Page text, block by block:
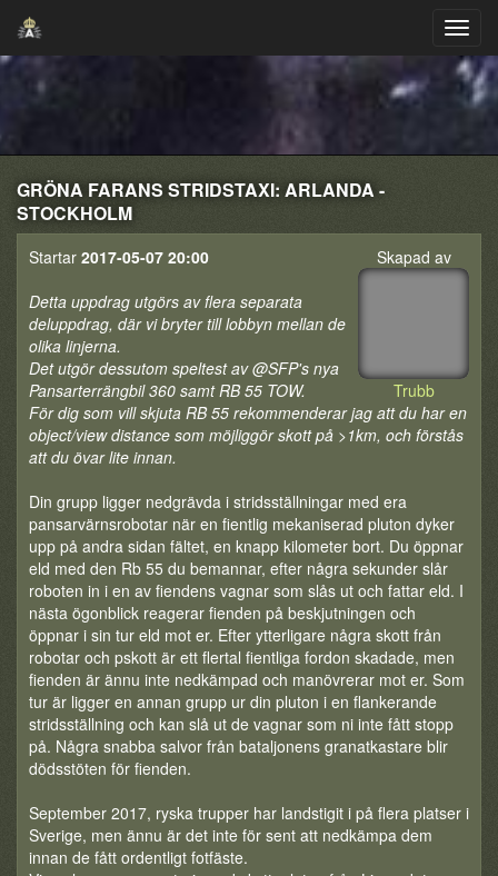
GRÖNA FARANS STRIDSTAXI: ARLANDA -
STOCKHOLM
Skapad av
Trubb
Startar 2017-05-07 20:00
Detta uppdrag utgörs av flera separata
deluppdrag, där vi bryter till lobbyn mellan de
olika linjerna.
Det utgör dessutom speltest av @SFP's nya
Pansarterrängbil 360 samt RB 55 TOW.
För dig som vill skjuta RB 55 rekommenderar jag att du har en
object/view distance som möjliggör skott på >1km, och förstås
att du övar lite innan.
Din grupp ligger nedgrävda i stridsställningar med era
pansarvärnsrobotar när en fientlig mekaniserad pluton dyker
upp på andra sidan fältet, en knapp kilometer bort. Du öppnar
eld med den Rb 55 du bemannar, efter några sekunder slår
roboten in i en av fiendens vagnar som slås ut och fattar eld. I
nästa ögonblick reagerar fienden på beskjutningen och
öppnar i sin tur eld mot er. Efter ytterligare några skott från
robotar och pskott är ett flertal fientliga fordon skadade, men
fienden är ännu inte nedkämpad och manövrerar mot er. Som
tur är ligger en annan grupp ur din pluton i en flankerande
stridsställning och kan slå ut de vagnar som ni inte fått stopp
på. Några snabba salvor från bataljonens granatkastare blir
dödsstöten för fienden.
September 2017, ryska trupper har landstigit i på flera platser i
Sverige, men ännu är det inte för sent att nedkämpa dem
innan de fått ordentligt fotfäste.